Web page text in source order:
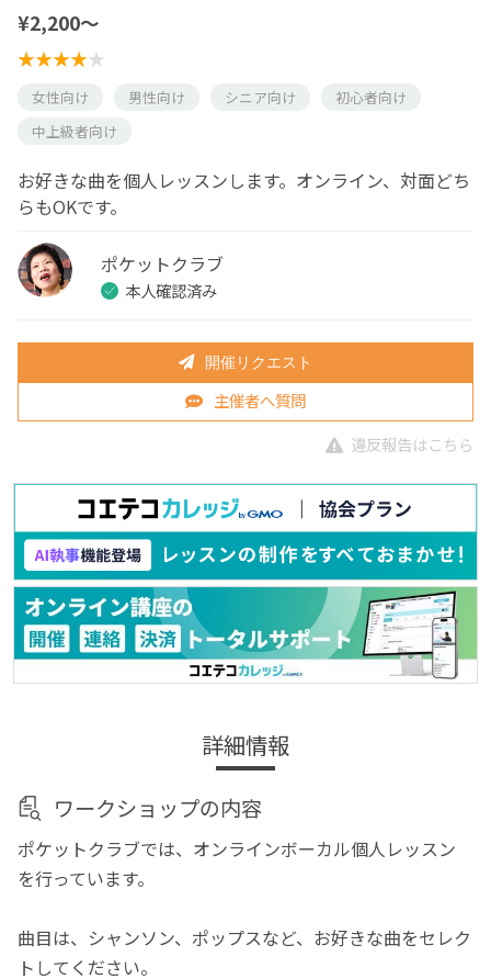
¥2,200〜
女性向け 男性向け シニア向け
初心者向け
中上級者向け
お好きな曲を個人レッスンします。オンライン、対面どち
らもOKです。
ポケットクラブ
本人確認済み
開催リクエスト
主催者へ質問
違反報告はこちら
詳細情報
ワークショップの内容
ポケットクラブでは、オンラインボーカル個人レッスン
を行っています。
曲目は、シャンソン、ポップスなど、お好きな曲をセレク
トしてください。